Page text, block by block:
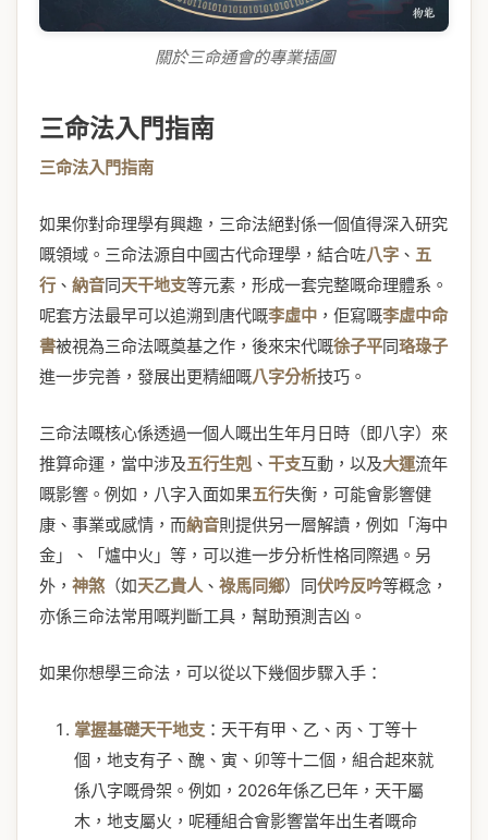
關於三命通會的專業插圖
三命法入門指南
三命法入門指南
如果你對命理學有興趣，三命法絕對係一個值得深入研究
嘅領域。三命法源自中國古代命理學，結合咗八字 、 五
行 、 納音同天干地支等元素，形成一套完整嘅命理體系。
呢套方法最早可以追溯到唐代嘅李虛中 ，佢寫嘅李虛中命
書被視為三命法嘅奠基之作，後來宋代嘅徐子平同珞琭子
進一步完善，發展出更精細嘅八字分析技巧。
三命法嘅核心係透過一個人嘅出生年月日時（即八字）來
推算命運，當中涉及五行生剋 、 干支互動，以及大運流年
嘅影響。例如，八字入面如果五行失衡，可能會影響健
康、事業或感情，而納音則提供另一層解讀，例如「海中
金」、「爐中火」等，可以進一步分析性格同際遇。另
外， 神煞 （如天乙貴人、 祿馬同鄉）同伏吟反吟等概念，
亦係三命法常用嘅判斷工具，幫助預測吉凶。
如果你想學三命法，可以從以下幾個步驟入手：
掌握基礎天干地支 ：天干有甲、乙、丙、丁等十
個，地支有子、醜、寅、卯等十二個，組合起來就
係八字嘅骨架。例如，2026年係乙巳年，天干屬
木，地支屬火，呢種組合會影響當年出生者嘅命